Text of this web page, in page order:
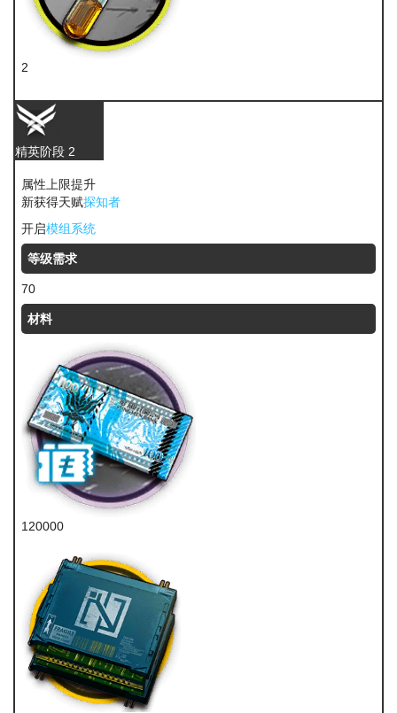
2
精英阶段 2
属性上限提升
新获得天赋探知者
开启模组系统
等级需求
70
材料
120000